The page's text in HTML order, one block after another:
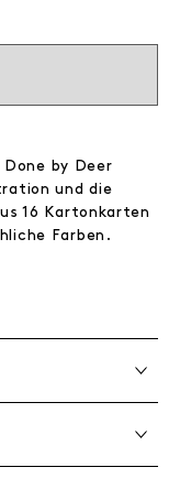
Done by Deer
und die
16 Kartonkarten
Farben.